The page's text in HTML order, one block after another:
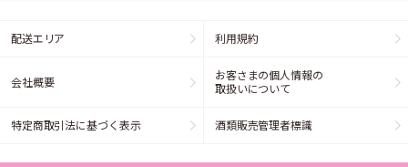
配送エリア 利用規約
会社概要
お客さまの個人情報の
取扱いについて
特定商取引法に基づく表示 酒類販売管理者標識